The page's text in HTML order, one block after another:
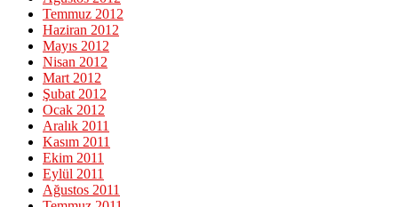
Temmuz 2012
Haziran 2012
Mayıs 2012
Nisan 2012
Mart 2012
Şubat 2012
Ocak 2012
Aralık 2011
Kasım 2011
Ekim 2011
Eylül 2011
Ağustos 2011